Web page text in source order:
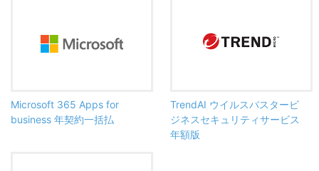
Microsoft 365 Apps for
business 年契約一括払
TrendAI ウイルスバスタービ
ジネスセキュリティサービス
年額版